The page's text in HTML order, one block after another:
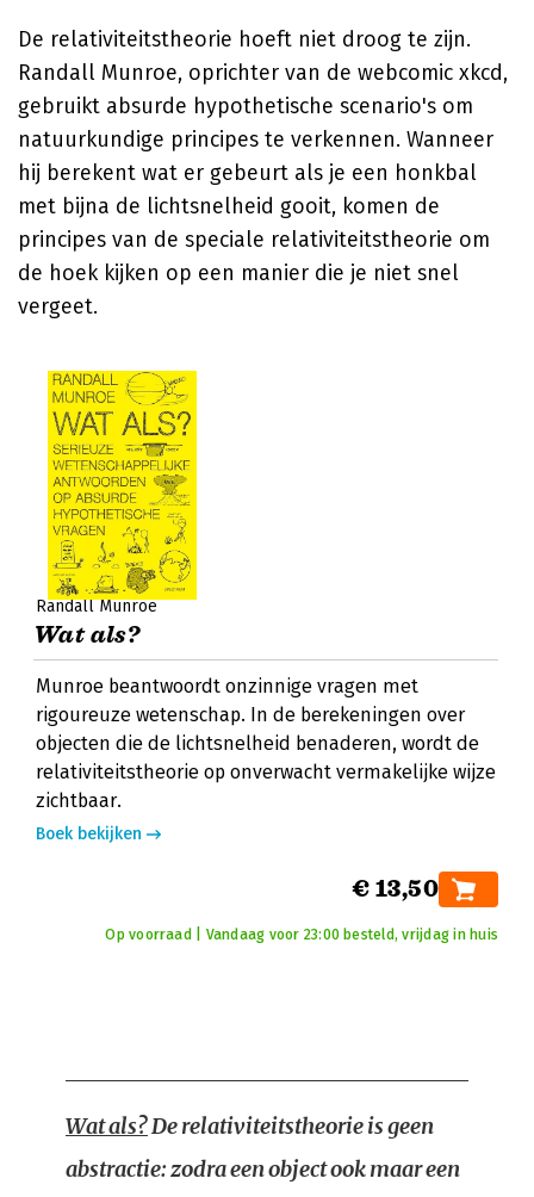
De relativiteitstheorie hoeft niet droog te zijn.
Randall Munroe, oprichter van de webcomic xkcd,
gebruikt absurde hypothetische scenario's om
natuurkundige principes te verkennen. Wanneer
hij berekent wat er gebeurt als je een honkbal
met bijna de lichtsnelheid gooit, komen de
principes van de speciale relativiteitstheorie om
de hoek kijken op een manier die je niet snel
vergeet.
Randall Munroe
Wat als?
Munroe beantwoordt onzinnige vragen met
rigoureuze wetenschap. In de berekeningen over
objecten die de lichtsnelheid benaderen, wordt de
relativiteitstheorie op onverwacht vermakelijke wijze
zichtbaar.
Boek bekijken
€ 13,50
Op voorraad | Vandaag voor 23:00 besteld, vrijdag in huis
Wat als?De relativiteitstheorie is geen
abstractie: zodra een object ook maar een